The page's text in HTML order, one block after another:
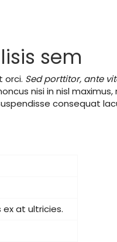
sem
orci. Sed porttitor, ante
nisi in nisl
consequat
at ultricies.